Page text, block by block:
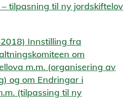
tilpasning til ny jordskiftelov
Innstilling fra
om
m.m. (organisering av
og om Endringar i
(tilpassing til ny